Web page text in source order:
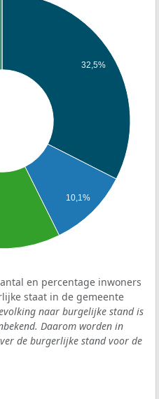
32,5%
10,1%
en percentage inwoners
staat in de gemeente
naar burgelijke stand is
Daarom worden in
de burgerlijke stand voor de